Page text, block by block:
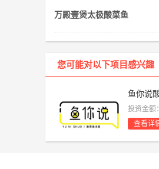
万殿壹煲太极酸菜鱼
您可能对以下项目感兴趣
鱼你说
投资金额：
查看详